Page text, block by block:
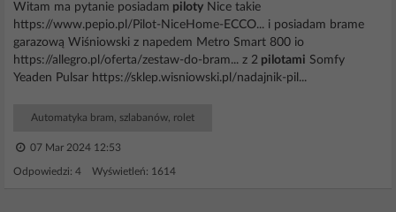
Witam ma pytanie posiadam piloty Nice takie
https://www.pepio.pl/Pilot-NiceHome-ECCO... i posiadam brame
garazową Wiśniowski z napedem Metro Smart 800 io
https://allegro.pl/oferta/zestaw-do-bram... z 2 pilotami Somfy
Yeaden Pulsar https://sklep.wisniowski.pl/nadajnik-pil...
Automatyka bram, szlabanów, rolet
07 Mar 2024 12:53
Odpowiedzi: 4 Wyświetleń: 1614